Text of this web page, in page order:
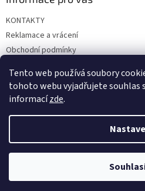
Tento web používá soubory
tohoto webu vyjadřujete souhlas
informacízde.
KONTAKTY
Reklamace a vrácení
Obchodní podmínky
Doprava a platba
Vytvořil
Vtipné dárky.